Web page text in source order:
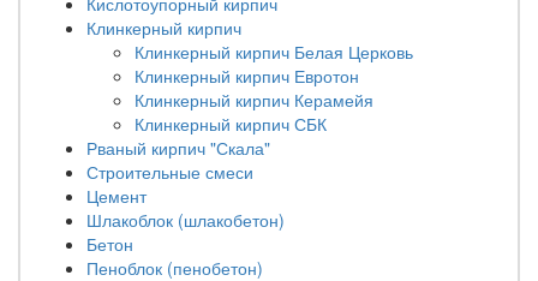
Клинкерный кирпич
Клинкерный кирпич Белая Церковь
Клинкерный кирпич Евротон
Клинкерный кирпич Керамейя
Клинкерный кирпич СБК
Рваный кирпич "Скала"
Строительные смеси
Цемент
Шлакоблок (шлакобетон)
Бетон
Пеноблок (пенобетон)